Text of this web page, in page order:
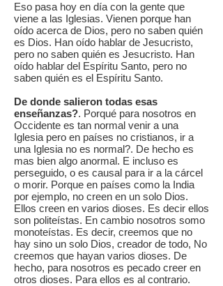
Eso pasa hoy en día con la gente que
viene a las Iglesias. Vienen porque han
oído acerca de Dios, pero no saben quién
es Dios. Han oído hablar de Jesucristo,
pero no saben quién es Jesucristo. Han
oído hablar del Espíritu Santo, pero no
saben quién es el Espíritu Santo.
De donde salieron todas esas
enseñanzas?. Porqué para nosotros en
Occidente es tan normal venir a una
Iglesia pero en países no cristianos, ir a
una Iglesia no es normal?. De hecho es
mas bien algo anormal. E incluso es
perseguido, o es causal para ir a la cárcel
o morir. Porque en países como la India
por ejemplo, no creen en un solo Dios.
Ellos creen en varios dioses. Es decir ellos
son politeístas. En cambio nosotros somo
monoteístas. Es decir, creemos que no
hay sino un solo Dios, creador de todo, No
creemos que hayan varios dioses. De
hecho, para nosotros es pecado creer en
otros dioses. Para ellos es al contrario.